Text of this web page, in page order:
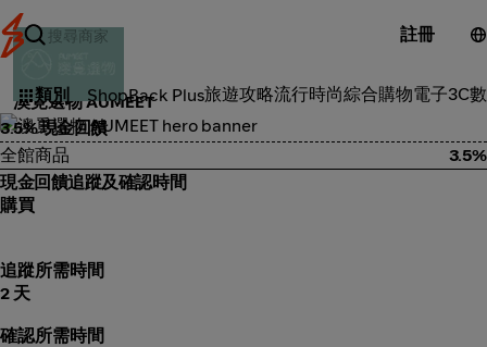
註冊
類別 ShopBack Plus旅遊攻略流行時尚綜合購物電子3C
澳覓選物 AUMEET
3.5% 現金回饋
全館商品
3.5%
現金回饋追蹤及確認時間
購買
追蹤所需時間
2 天
確認所需時間